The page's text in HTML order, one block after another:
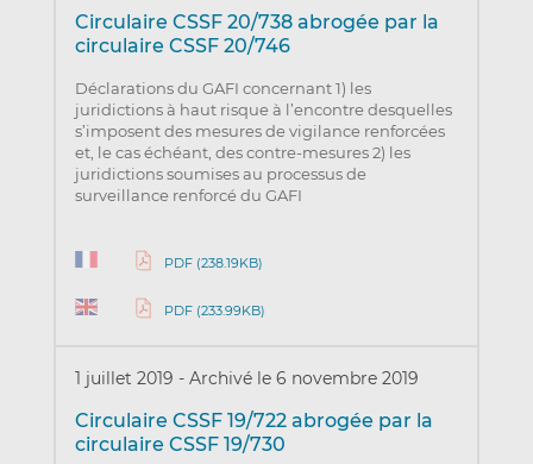
Circulaire CSSF 20/738 abrogée par la
circulaire CSSF 20/746
Déclarations du GAFI concernant 1) les
juridictions à haut risque à l’encontre desquelles
s’imposent des mesures de vigilance renforcées
et, le cas échéant, des contre-mesures 2) les
juridictions soumises au processus de
surveillance renforcé du GAFI
PDF (238.19KB)
PDF (233.99KB)
1 juillet 2019 - Archivé le 6 novembre 2019
Circulaire CSSF 19/722 abrogée par la
circulaire CSSF 19/730